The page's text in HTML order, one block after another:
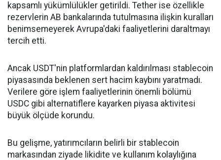
kapsamlı yükümlülükler getirildi. Tether ise özellikle
rezervlerin AB bankalarında tutulmasına ilişkin kuralları
benimsemeyerek Avrupa'daki faaliyetlerini daraltmayı
tercih etti.
Ancak USDT'nin platformlardan kaldırılması stablecoin
piyasasında beklenen sert hacim kaybını yaratmadı.
Verilere göre işlem faaliyetlerinin önemli bölümü
USDC gibi alternatiflere kayarken piyasa aktivitesi
büyük ölçüde korundu.
Bu gelişme, yatırımcıların belirli bir stablecoin
markasından ziyade likidite ve kullanım kolaylığına